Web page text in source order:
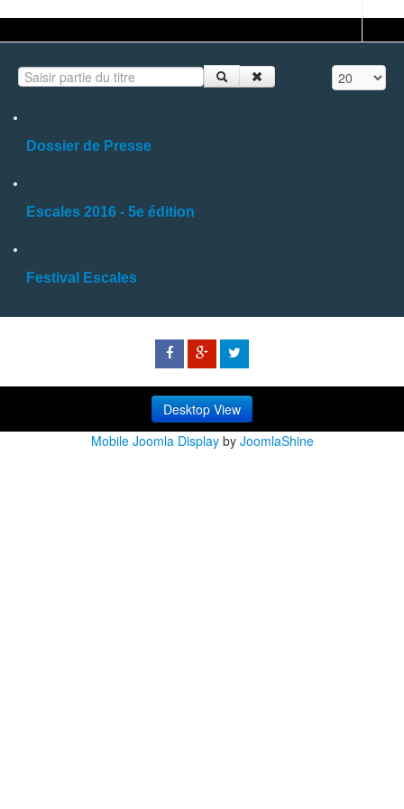
Saisir partie du titre Affichage #
Dossier de Presse
Escales 2016 - 5e édition
Festival Escales
Desktop View
Mobile Joomla Displayby JoomlaShine